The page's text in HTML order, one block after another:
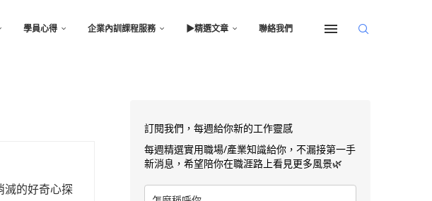
學員心得 企業內訓課程服務 ▶︎精選文章 聯絡我們
滅的好奇心探
訂閱我們，每週給你新的工作靈感
每週精選實用職場/產業知識給你，不漏接第一手
新消息，希望陪你在職涯路上看見更多風景🌿